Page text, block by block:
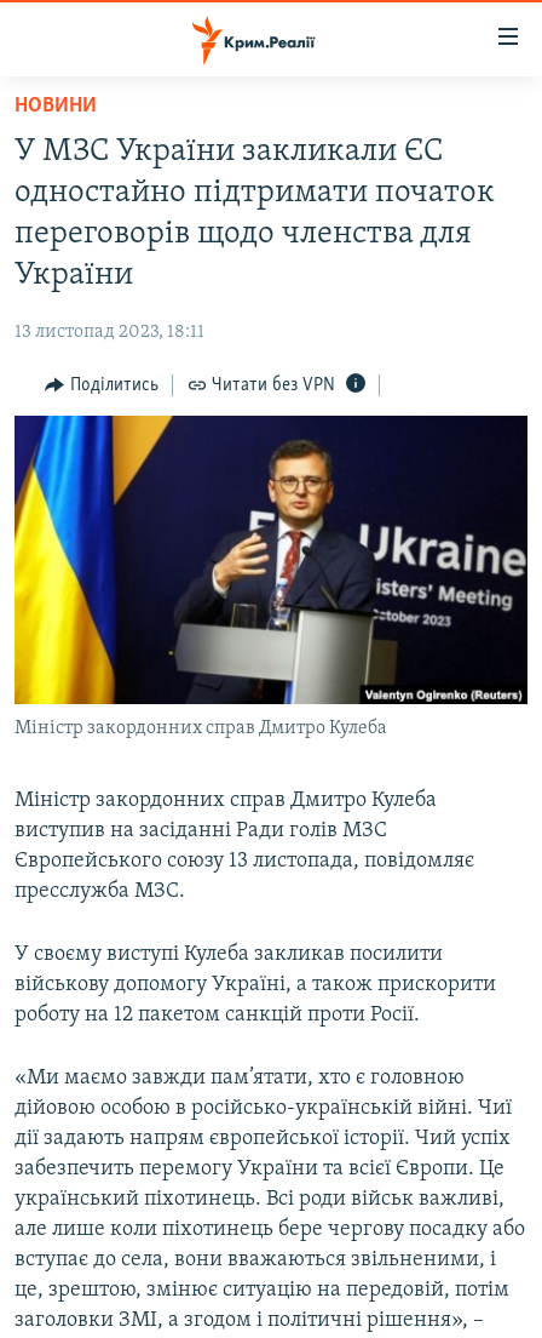
Перейти
основного
матеріалу
до
основної
Перейти
пошуку
ВІДЕО ТА ФОТО
ПОЛІТИКА
ІНТЕРВ'Ю
ВСЕ ЗА ДЕНЬ
СПЕЦПРОЕКТИ
ДЕПОРТАЦІЯ
ВІДЕОУРОКИ «ELIFBE»
СВІДЧЕННЯ ОКУПАЦІЇ
УКРАЇНСЬКА ПРОБЛЕМА КРИМУ
ІНФОГРАФІКА
ЯК ОБІЙТИ БЛОКУВАННЯ
Русский
Qırımtatar
ДОЛУЧАЙСЯ!
Усі сайти RFE/RL
НОВИНИ
У МЗС України закликали ЄС
одностайно підтримати початок
переговорів щодо членства для
України
13 листопад 2023, 18:11
Поділитись Читати без VPN
Міністр закордонних справ Дмитро Кулеба
Міністр закордонних справ Дмитро Кулеба
виступив на засіданні Ради голів МЗС
Європейського союзу 13 листопада, повідомляє
пресслужба МЗС.
У своєму виступі Кулеба закликав посилити
військову допомогу Україні, а також прискорити
роботу на 12 пакетом санкцій проти Росії.
«Ми маємо завжди пам’ятати, хто є головною
дійовою особою в російсько-українській війні. Чиї
дії задають напрям європейської історії. Чий успіх
забезпечить перемогу України та всієї Європи. Це
український піхотинець. Всі роди військ важливі,
але лише коли піхотинець бере чергову посадку або
вступає до села, вони вважаються звільненими, і
це, зрештою, змінює ситуацію на передовій, потім
заголовки ЗМІ, а згодом і політичні рішення», –